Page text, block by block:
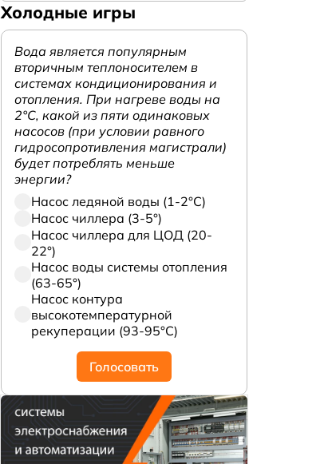
Холодные игры
Вода является популярным
вторичным теплоносителем в
системах кондиционирования и
отопления. При нагреве воды на
2°С, какой из пяти одинаковых
насосов (при условии равного
гидросопротивления магистрали)
будет потреблять меньше
энергии?
Насос ледяной воды (1-2°С)
Насос чиллера (3-5°)
Насос чиллера для ЦОД (20-
22°)
Насос воды системы отопления
(63-65°)
Насос контура
высокотемпературной
рекуперации (93-95°С)
Голосовать